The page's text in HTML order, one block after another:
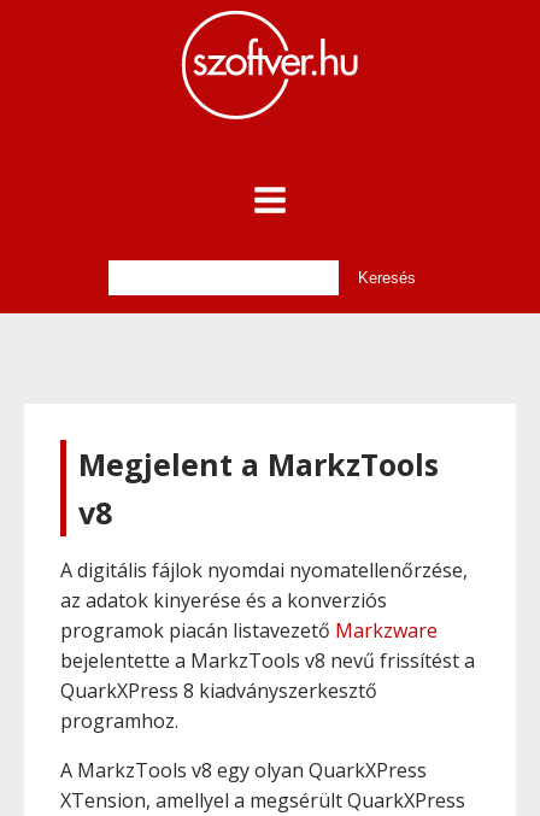
Megjelent a MarkzTools
v8
A digitális fájlok nyomdai nyomatellenőrzése,
az adatok kinyerése és a konverziós
programok piacán listavezető Markzware
bejelentette a MarkzTools v8 nevű frissítést a
QuarkXPress 8 kiadványszerkesztő
programhoz.
A MarkzTools v8 egy olyan QuarkXPress
XTension, amellyel a megsérült QuarkXPress